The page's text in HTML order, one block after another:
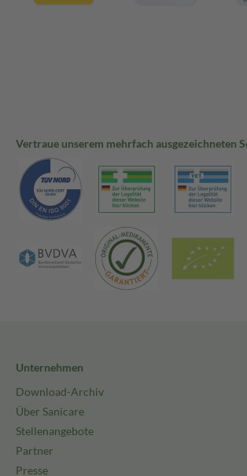
Vertraue unserem mehrfach ausgezeichneten
Unternehmen
Download-Archiv
Über Sanicare
Stellenangebote
Partner
Presse